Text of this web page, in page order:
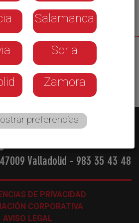
Valladolid - 983 35 43 48
DE PRIVACIDAD
CORPORATIVA
AVISO LEGAL
Salamanca
Soria
Zamora
preferencias